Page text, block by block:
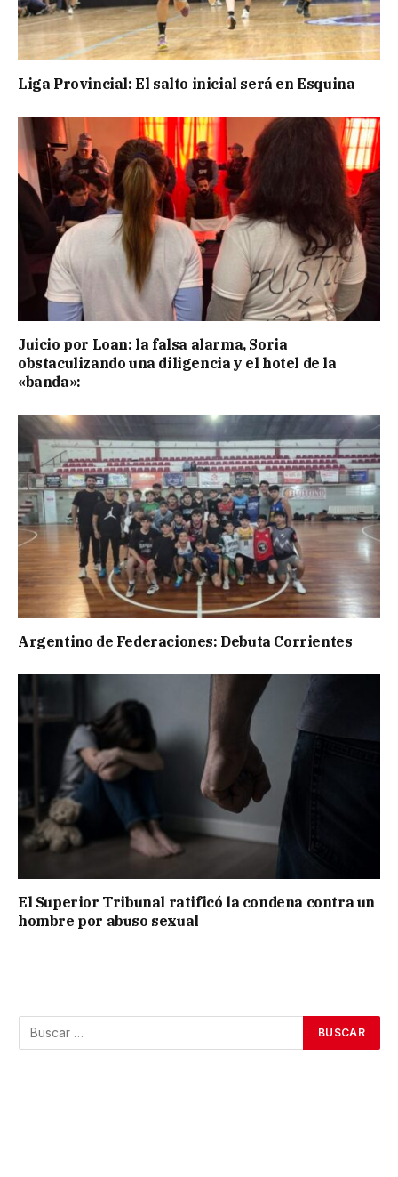
Liga Provincial: El salto inicial será en Esquina
Juicio por Loan: la falsa alarma, Soria
obstaculizando una diligencia y el hotel de la
«banda»:
Argentino de Federaciones: Debuta Corrientes
El Superior Tribunal ratificó la condena contra un
hombre por abuso sexual